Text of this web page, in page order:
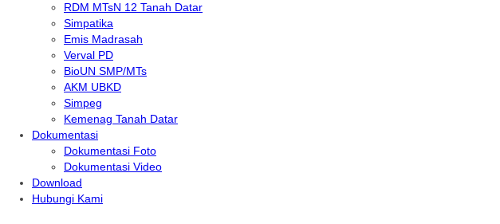
RDM MTsN 12 Tanah Datar
Simpatika
Emis Madrasah
Verval PD
BioUN SMP/MTs
AKM UBKD
Simpeg
Kemenag Tanah Datar
Dokumentasi
Dokumentasi Foto
Dokumentasi Video
Download
Hubungi Kami